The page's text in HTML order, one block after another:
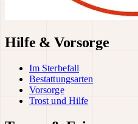
Hilfe & Vorsorge
Im Sterbefall
Bestattungsarten
Vorsorge
Trost und Hilfe